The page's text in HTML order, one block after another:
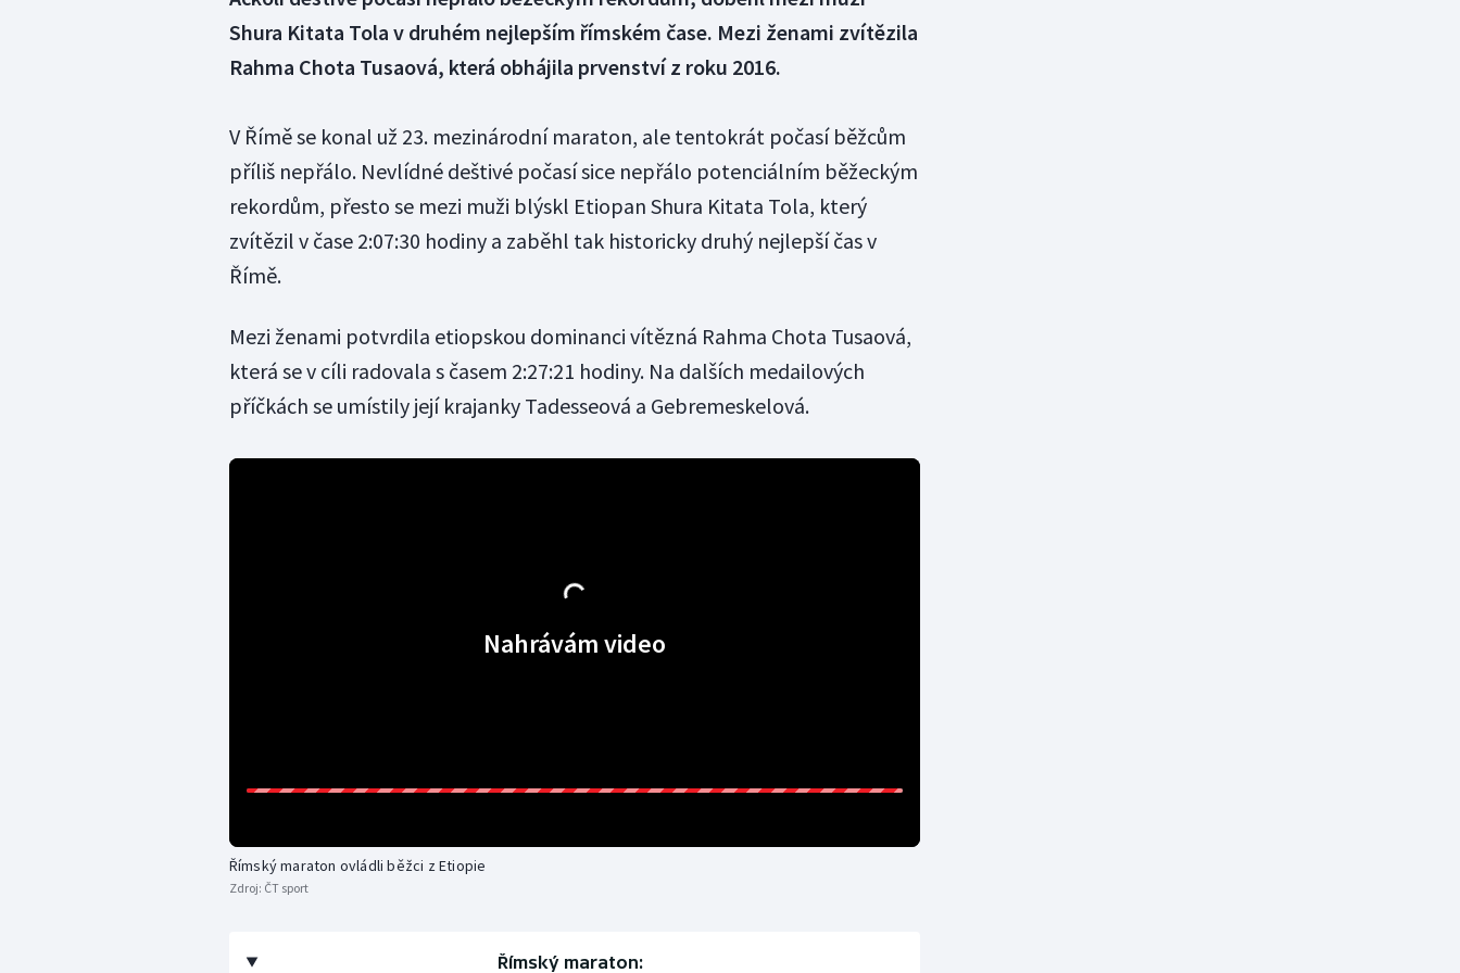
Shura Kitata Tola v druhém nejlepším římském čase. Mezi ženami zvítězila
Rahma Chota Tusaová, která obhájila prvenství z roku 2016.
V Římě se konal už 23. mezinárodní maraton, ale tentokrát počasí běžcům
příliš nepřálo. Nevlídné deštivé počasí sice nepřálo potenciálním běžeckým
rekordům, přesto se mezi muži blýskl Etiopan Shura Kitata Tola, který
zvítězil v čase 2:07:30 hodiny a zaběhl tak historicky druhý nejlepší čas v
Římě.
Mezi ženami potvrdila etiopskou dominanci vítězná Rahma Chota Tusaová,
která se v cíli radovala s časem 2:27:21 hodiny. Na dalších medailových
příčkách se umístily její krajanky Tadesseová a Gebremeskelová.
Nahrávám video
Římský maraton ovládli běžci z Etiopie
Zdroj: ČT sport
Římský maraton: